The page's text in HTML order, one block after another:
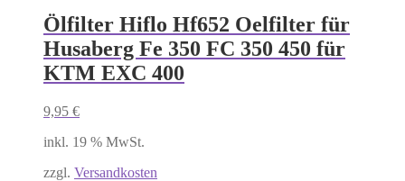
Ölfilter Hiflo Hf652 Oelfilter für
Husaberg Fe 350 FC 350 450 für
KTM EXC 400
9,95 €
inkl. 19 % MwSt.
zzgl. Versandkosten